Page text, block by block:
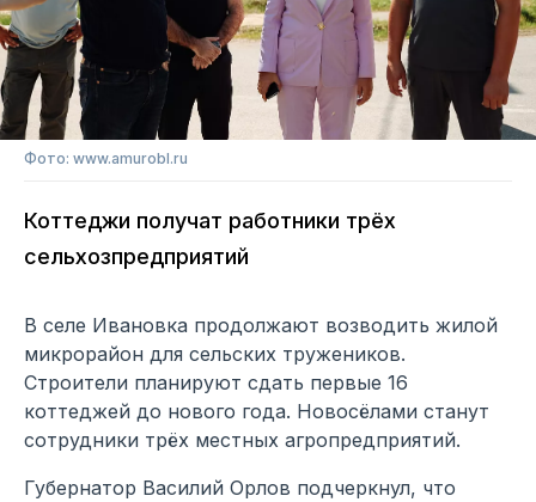
Фото: www.amurobl.ru
Коттеджи получат работники трёх
сельхозпредприятий
В селе Ивановка продолжают возводить жилой
микрорайон для сельских тружеников.
Строители планируют сдать первые 16
коттеджей до нового года. Новосёлами станут
сотрудники трёх местных агропредприятий.
Губернатор Василий Орлов подчеркнул, что